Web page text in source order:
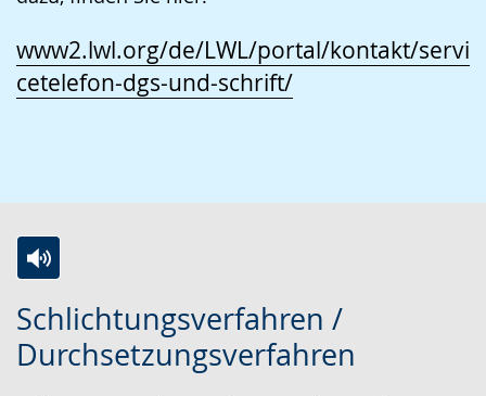
www2.lwl.org/de/LWL/portal/kontakt/servi
cetelefon-dgs-und-schrift/
Schlichtungsverfahren /
Durchsetzungsverfahren
u
r
k
i
n